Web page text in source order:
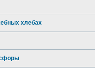
хлебах